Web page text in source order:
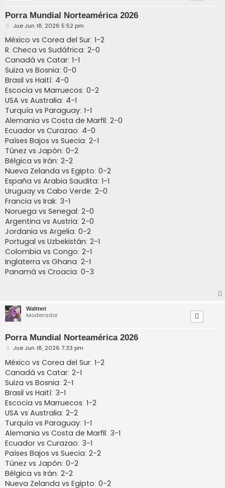
Porra Mundial Norteamérica 2026
M
n
s
a
j
e
Jue Jun 18, 2026 5:52 pm
México vs Corea del Sur: 1-2
R. Checa vs Sudáfrica: 2-0
Canadá vs Catar: 1-1
Suiza vs Bosnia: 0-0
Brasil vs Haití: 4-0
Escocia vs Marruecos: 0-2
USA vs Australia: 4-1
Turquía vs Paraguay: 1-1
Alemania vs Costa de Marfil: 2-0
Ecuador vs Curazao: 4-0
Países Bajos vs Suecia: 2-1
Túnez vs Japón: 0-2
Bélgica vs Irán: 2-2
Nueva Zelanda vs Egipto: 0-2
España vs Arabia Saudita: 1-1
Uruguay vs Cabo Verde: 2-0
Francia vs Irak: 3-1
Noruega vs Senegal: 2-0
Argentina vs Austria: 2-0
Jordania vs Argelia: 0-2
Portugal vs Uzbekistán: 2-1
Colombia vs Congo: 2-1
Inglaterra vs Ghana: 2-1
Panamá vs Croacia: 0-3
Waltteri
Moderador
Porra Mundial Norteamérica 2026
M
n
s
a
j
e
Jue Jun 18, 2026 7:33 pm
México vs Corea del Sur: 1-2
Canadá vs Catar: 2-1
Suiza vs Bosnia: 2-1
Brasil vs Haití: 3-1
Escocia vs Marruecos: 1-2
USA vs Australia: 2-2
Turquía vs Paraguay: 1-1
Alemania vs Costa de Marfil: 3-1
Ecuador vs Curazao: 3-1
Países Bajos vs Suecia: 2-2
Túnez vs Japón: 0-2
Bélgica vs Irán: 2-2
Nueva Zelanda vs Egipto: 0-2